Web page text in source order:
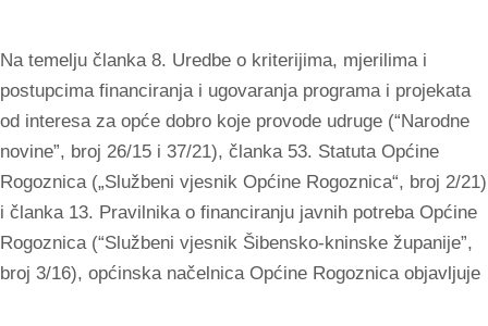
Na temelju članka 8. Uredbe o kriterijima, mjerilima i
postupcima financiranja i ugovaranja programa i projekata
od interesa za opće dobro koje provode udruge (“Narodne
novine”, broj 26/15 i 37/21), članka 53. Statuta Općine
Rogoznica („Službeni vjesnik Općine Rogoznica“, broj 2/21)
i članka 13. Pravilnika o financiranju javnih potreba Općine
Rogoznica (“Službeni vjesnik Šibensko-kninske županije”,
broj 3/16), općinska načelnica Općine Rogoznica objavljuje